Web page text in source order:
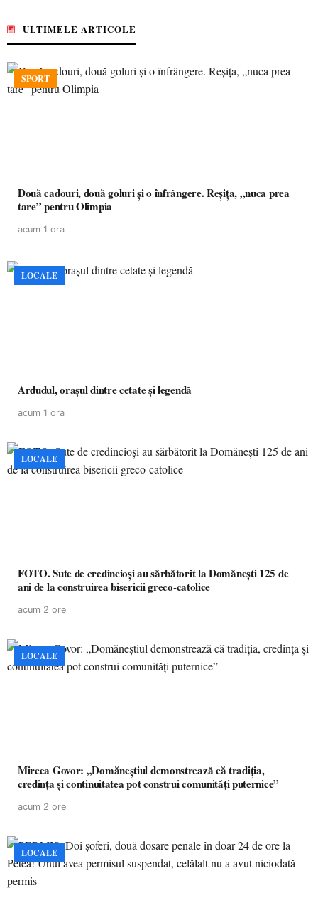
ULTIMELE ARTICOLE
SPORT
Două cadouri, două goluri și o înfrângere. Reșița, „nuca prea
tare” pentru Olimpia
acum 1 ora
LOCALE
Ardudul, orașul dintre cetate și legendă
acum 1 ora
LOCALE
FOTO. Sute de credincioși au sărbătorit la Domănești 125 de
ani de la construirea bisericii greco-catolice
acum 2 ore
LOCALE
Mircea Govor: „Domăneștiul demonstrează că tradiția,
credința și continuitatea pot construi comunități puternice”
acum 2 ore
LOCALE